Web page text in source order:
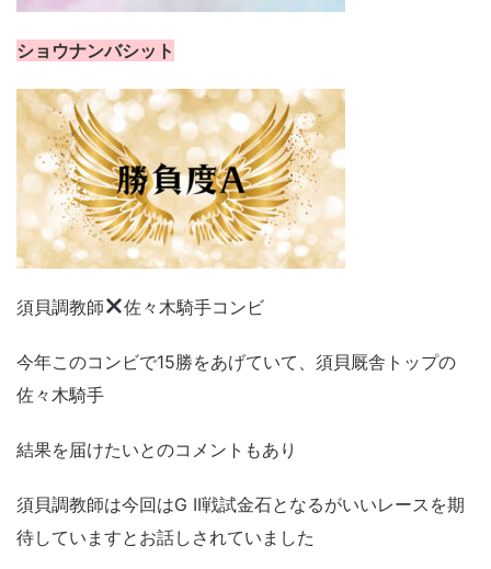
ショウナンバシット
須貝調教師 佐々木騎手コンビ
今年このコンビで15勝をあげていて、須貝厩舎トップの
佐々木騎手
結果を届けたいとのコメントもあり
須貝調教師は今回はG II戦試金石となるがいいレースを期
待していますとお話しされていました